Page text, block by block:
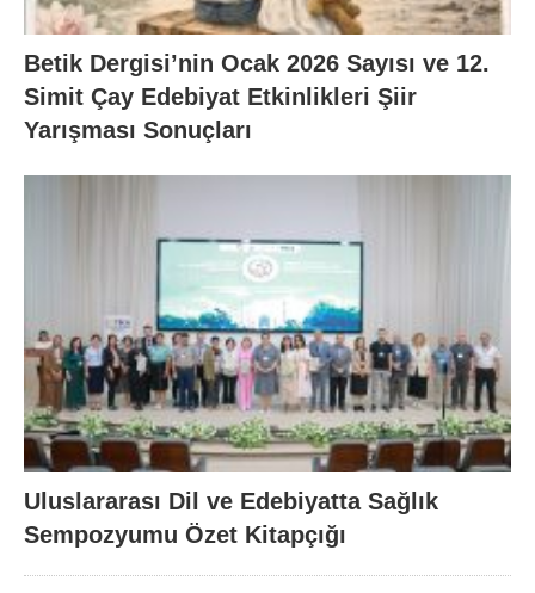
Betik Dergisi’nin Ocak 2026 Sayısı ve 12.
Simit Çay Edebiyat Etkinlikleri Şiir
Yarışması Sonuçları
Uluslararası Dil ve Edebiyatta Sağlık
Sempozyumu Özet Kitapçığı